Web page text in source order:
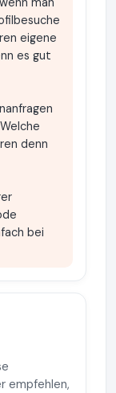
eigene
es gut
denn
bei
empfehlen,